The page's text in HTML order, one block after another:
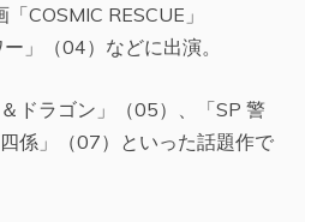
COSMIC RESCUE」
」（04）などに出演。
ドラゴン」（05）、「SP 警
係」（07）といった話題作で